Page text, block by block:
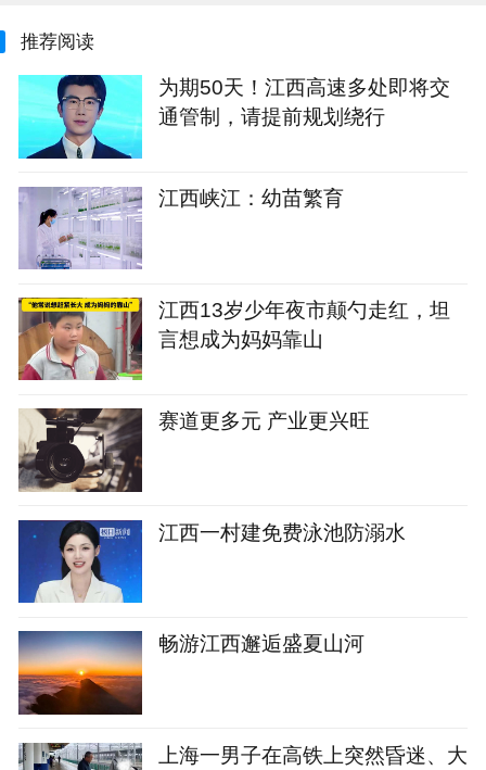
推荐阅读
为期50天！江西高速多处即将交
通管制，请提前规划绕行
江西峡江：幼苗繁育
江西13岁少年夜市颠勺走红，坦
言想成为妈妈靠山
赛道更多元 产业更兴旺
江西一村建免费泳池防溺水
畅游江西邂逅盛夏山河
上海一男子在高铁上突然昏迷、大